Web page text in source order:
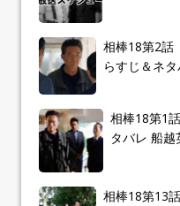
相棒18第2話
らすじ＆ネ
相棒18第1
タバレ 船
相棒18第13